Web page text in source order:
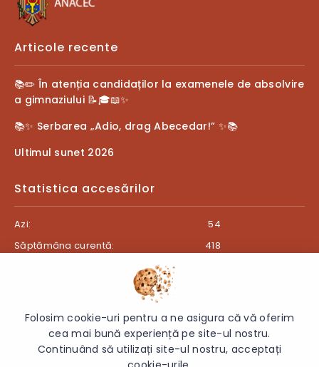
Articole recente
📚✏️ În atenția candidaților la examenele de absolvire
a gimnaziului 📝🎓📖✨
📚✨ Serbarea „Adio, drag Abecedar!” ✨📚
Ultimul sunet 2026
Statistica accesărilor
Azi:
54
Săptămâna curentă:
418
© 2026 Gimnaziul „Ion Creangă”, s. Teleșeu, r. Orhei - Toate
Folosim cookie-uri pentru a ne asigura că vă oferim
cea mai bună experiență pe site-ul nostru.
Continuând să utilizați site-ul nostru, acceptați